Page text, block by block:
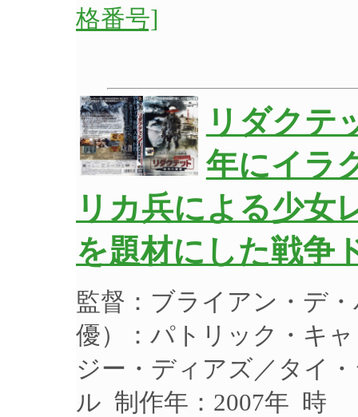
格番号]
リダクテ
年にイラ
リカ兵による少女
を題材にした戦争
監督：ブライアン・デ
優）：パトリック・キ
ジー・ディアズ／タイ
ル 制作年：2007年 時